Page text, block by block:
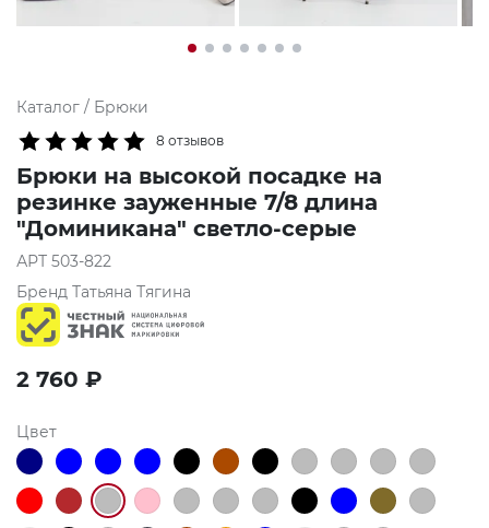
Каталог / Брюки
8 отзывов
Брюки на высокой посадке на
резинке зауженные 7/8 длина
"Доминикана" светло-серые
АРТ 503-822
Бренд Татьяна Тягина
2 760 ₽
Цвет